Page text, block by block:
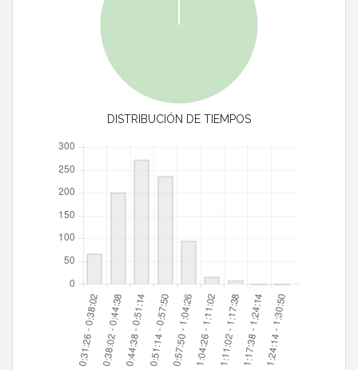
DISTRIBUCIÓN DE TIEMPOS